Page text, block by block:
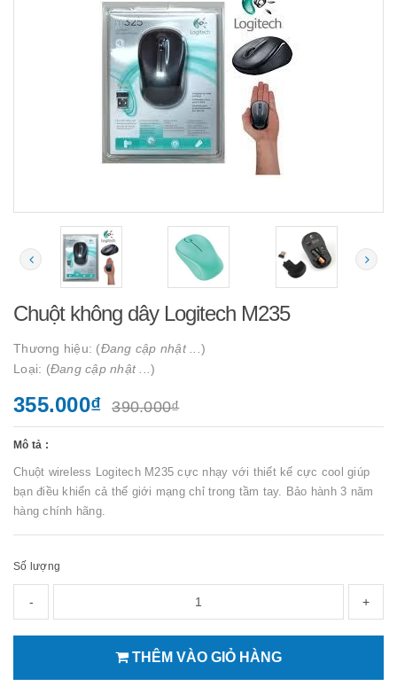
Chuột không dây Logitech M235
Thương hiệu: (Đang cập nhật ... )
Loại: (Đang cập nhật ... )
355.000₫ 390.000₫
Mô tả :
Chuột wireless Logitech M235 cực nhạy với thiết kế cực cool giúp
bạn điều khiển cả thế giới mạng chỉ trong tầm tay. Bảo hành 3 năm
hàng chính hãng.
Số lượng
- +
THÊM VÀO GIỎ HÀNG